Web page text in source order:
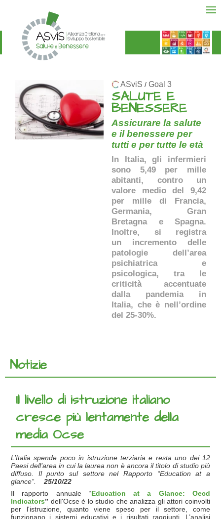
ASviS / Goal 3
SALUTE E
BENESSERE
Assicurare la salute
e il benessere per
tutti e per tutte le età
In Italia, gli infermieri
sono 5,49 per mille
abitanti, contro un
valore medio del 9,42
per mille di Francia,
Germania, Gran
Bretagna e Spagna.
Inoltre, si registra
un incremento delle
patologie dell’area
psichiatrica e
psicologica, tra le
criticità accentuate
dalla pandemia in
Italia, che è nell’ordine
del 25-30%.
Notizie
Il livello di istruzione italiano
cresce più lentamente della
media Ocse
L’Italia spende poco in istruzione terziaria e resta uno dei 12
Paesi dell’area in cui la laurea non è ancora il titolo di studio più
diffuso. Il punto sul settore nel Rapporto “Education at a
glance”. 25/10/22
Il rapporto annuale “Education at a Glance: Oecd
Indicators” dell'Ocse è lo studio che analizza gli attori coinvolti
per l'istruzione, quanto viene speso per il settore, come
funzionano i sistemi educativi e i risultati raggiunti. L’analisi